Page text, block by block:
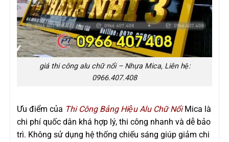
giá thi công alu chữ nổi – Nhựa Mica, Liên hệ:
0966.407.408
Ưu điểm của Thi Công Bảng Hiệu Alu Chữ NổiMica là
chi phí quốc dân khá hợp lý, thi công nhanh và dễ bảo
trì. Không sử dụng hệ thống chiếu sáng giúp giảm chi